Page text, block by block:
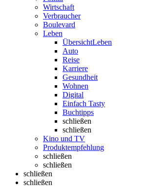
Wirtschaft
Verbraucher
Boulevard
Leben
ÜbersichtLeben
Auto
Reise
Karriere
Gesundheit
Wohnen
Digital
Einfach Tasty
Buchtipps
schließen
schließen
Kino und TV
Produktempfehlung
schließen
schließen
schließen
schließen